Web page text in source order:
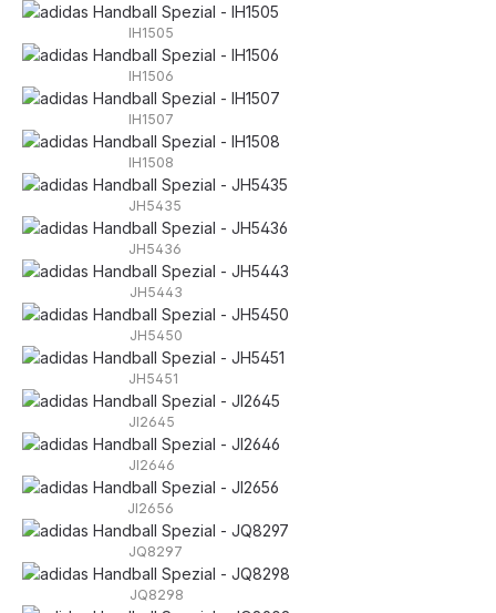
IH1505
IH1506
IH1507
IH1508
JH5435
JH5436
JH5443
JH5450
JH5451
JI2645
JI2646
JI2656
JQ8297
JQ8298